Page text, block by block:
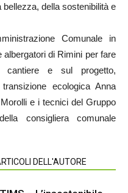
della sostenibilità e
Comunale in
albergatori di Rimini per fare
cantiere e sul progetto,
ecologica Anna
e i tecnici del Gruppo
consigliera comunale
DELL'AUTORE